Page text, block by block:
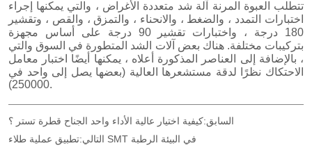
السابق:كيفية اختيار عالية الأداء واحد الجناح قطرة تستر ؟
التالي:
تطبيق عملية طلاء SMT في البيئة الرطبة